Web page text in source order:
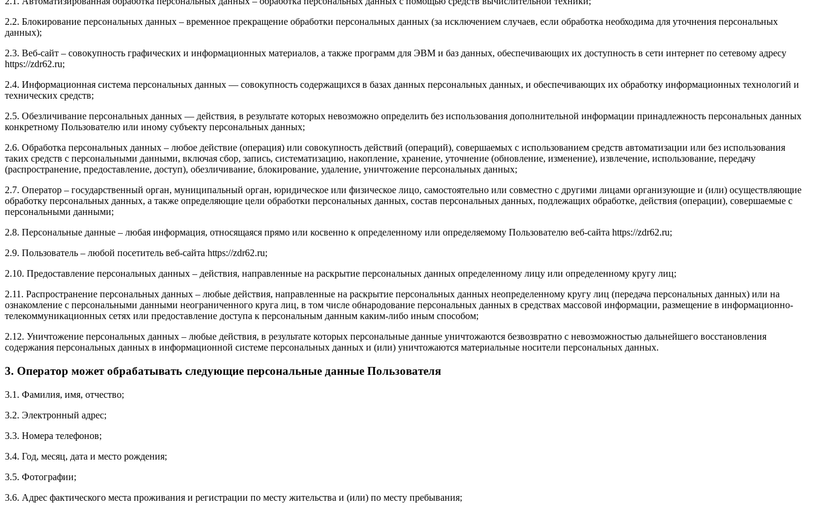
2.2. Блокирование персональных данных – временное прекращение обработки персональных данных (за исключением случаев, если обработка необходима для уточнения персональных
данных);
2.3. Веб-сайт – совокупность графических и информационных материалов, а также программ для ЭВМ и баз данных, обеспечивающих их доступность в сети интернет по сетевому адресу
https://zdr62.ru;
2.4. Информационная система персональных данных — совокупность содержащихся в базах данных персональных данных, и обеспечивающих их обработку информационных технологий и
технических средств;
2.5. Обезличивание персональных данных — действия, в результате которых невозможно определить без использования дополнительной информации принадлежность персональных данных
конкретному Пользователю или иному субъекту персональных данных;
2.6. Обработка персональных данных – любое действие (операция) или совокупность действий (операций), совершаемых с использованием средств автоматизации или без использования
таких средств с персональными данными, включая сбор, запись, систематизацию, накопление, хранение, уточнение (обновление, изменение), извлечение, использование, передачу
(распространение, предоставление, доступ), обезличивание, блокирование, удаление, уничтожение персональных данных;
2.7. Оператор – государственный орган, муниципальный орган, юридическое или физическое лицо, самостоятельно или совместно с другими лицами организующие и (или) осуществляющие
обработку персональных данных, а также определяющие цели обработки персональных данных, состав персональных данных, подлежащих обработке, действия (операции), совершаемые с
персональными данными;
2.8. Персональные данные – любая информация, относящаяся прямо или косвенно к определенному или определяемому Пользователю веб-сайта https://zdr62.ru;
2.9. Пользователь – любой посетитель веб-сайта https://zdr62.ru;
2.10. Предоставление персональных данных – действия, направленные на раскрытие персональных данных определенному лицу или определенному кругу лиц;
2.11. Распространение персональных данных – любые действия, направленные на раскрытие персональных данных неопределенному кругу лиц (передача персональных данных) или на
ознакомление с персональными данными неограниченного круга лиц, в том числе обнародование персональных данных в средствах массовой информации, размещение в информационно-
телекоммуникационных сетях или предоставление доступа к персональным данным каким-либо иным способом;
2.12. Уничтожение персональных данных – любые действия, в результате которых персональные данные уничтожаются безвозвратно с невозможностью дальнейшего восстановления
содержания персональных данных в информационной системе персональных данных и (или) уничтожаются материальные носители персональных данных.
3. Оператор может обрабатывать следующие персональные данные Пользователя
3.1. Фамилия, имя, отчество;
3.2. Электронный адрес;
3.3. Номера телефонов;
3.4. Год, месяц, дата и место рождения;
3.5. Фотографии;
3.6. Адрес фактического места проживания и регистрации по месту жительства и (или) по месту пребывания;